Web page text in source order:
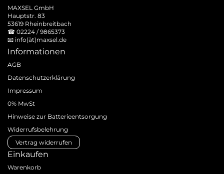
MAXSEL GmbH
Hauptstr. 83
53619 Rheinbreitbach
☎ 02224 / 9865373
📧 info(ät)maxsel.de
Informationen
AGB
Datenschutzerklärung
Impressum
0% MwSt
Hinweise zur Batterieentsorgung
Widerrufsbelehrung
Vertrag widerrufen
Einkaufen
Warenkorb